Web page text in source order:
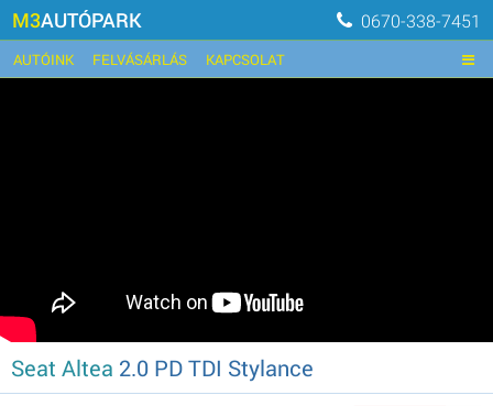
M3AUTÓPARK 0670-338-7451
AUTÓINK FELVÁSÁRLÁS KAPCSOLAT
Seat Altea 2.0 PD TDI Stylance